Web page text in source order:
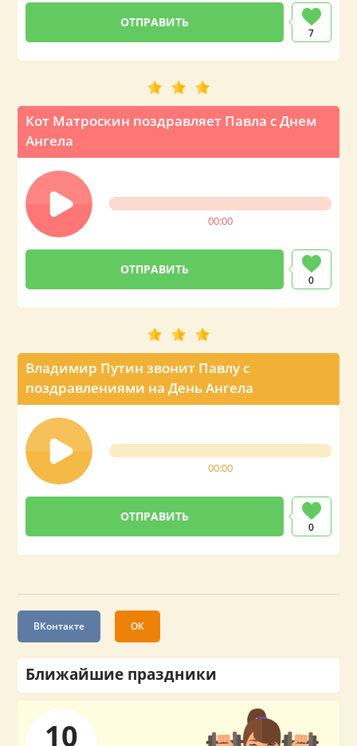
7
Кот Матроскин поздравляет Павла с Днем
Ангела
00:00
0
Владимир Путин звонит Павлу с
поздравлениями на День Ангела
00:00
0
ВКонтакте ОК
Ближайшие праздники
10